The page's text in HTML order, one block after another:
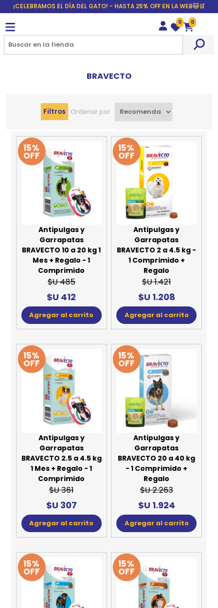
¡CELEBRAMOS EL DÍA DEL GATO! - HASTA 25% OFF EN LA WEB🐱🛒
Wishlist
0
Carrito
0
BRAVECTO
Filtros Ordenar por
15%
OFF
Antipulgas y
Garrapatas
BRAVECTO 10 a 20 kg 1
Mes + Regalo - 1
Comprimido
$U 485
$U 412
Agregar al carrito
15%
OFF
Antipulgas y
Garrapatas
BRAVECTO 2 a 4.5 kg -
1 Comprimido +
Regalo
$U 1.421
$U 1.208
Agregar al carrito
15%
OFF
Antipulgas y
Garrapatas
BRAVECTO 2.5 a 4.5 kg
1 Mes + Regalo - 1
Comprimido
$U 361
$U 307
Agregar al carrito
15%
OFF
Antipulgas y
Garrapatas
BRAVECTO 20 a 40 kg
- 1 Comprimido +
Regalo
$U 2.263
$U 1.924
Agregar al carrito
15%
OFF
15%
OFF